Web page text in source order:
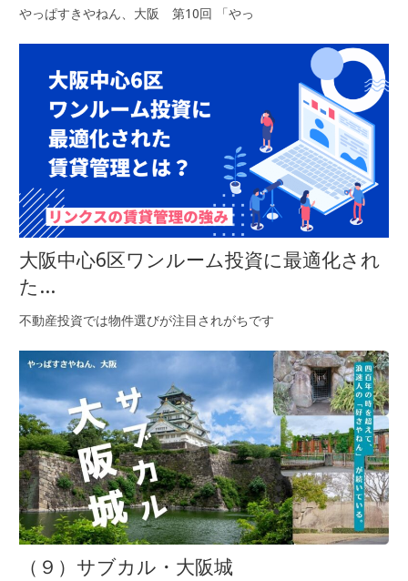
やっぱすきやねん、大阪 第10回 「やっ
大阪中心6区ワンルーム投資に最適化され
た...
不動産投資では物件選びが注目されがちです
（９）サブカル・大阪城